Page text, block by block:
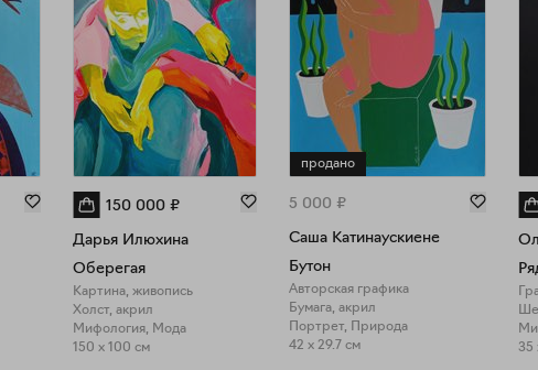
150 000 ₽
Дарья Илюхина
Оберегая
Картина, живопись
Холст, акрил
Мифология, Мода
150 x 100 см
продано
5 000 ₽
Саша Катинаускиене
Бутон
Авторская графика
Бумага, акрил
Портрет, Природа
42 x 29.7 см
35